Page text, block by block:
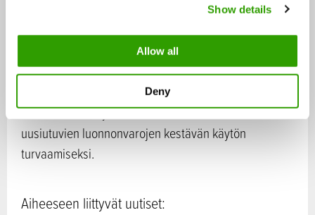
Show details
Allow all
Deny
Maa- ja metsätalousministeriön tutkimuksen ja
kehittämistoiminnan perustehtävä on tuottaa
ennakoivasti tietoa, osaamista ja innovaatioita
päätöksenteon tueksi, elinkeinojen kilpailukyvyn
kehittämiseksi, maaseudun elinvoimaisuuden
edistämiseksi, hyvinvoinnin lisäämiseksi sekä
uusiutuvien luonnonvarojen kestävän käytön
turvaamiseksi.
Aiheeseen liittyvät uutiset: